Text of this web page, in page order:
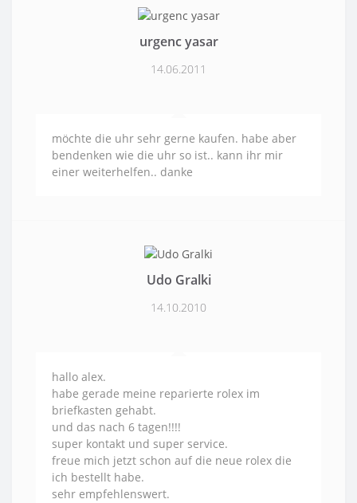
urgenc yasar
14.06.2011
möchte die uhr sehr gerne kaufen. habe aber
bendenken wie die uhr so ist.. kann ihr mir
einer weiterhelfen.. danke
Udo Gralki
14.10.2010
hallo alex.
habe gerade meine reparierte rolex im
briefkasten gehabt.
und das nach 6 tagen!!!!
super kontakt und super service.
freue mich jetzt schon auf die neue rolex die
ich bestellt habe.
sehr empfehlenswert.